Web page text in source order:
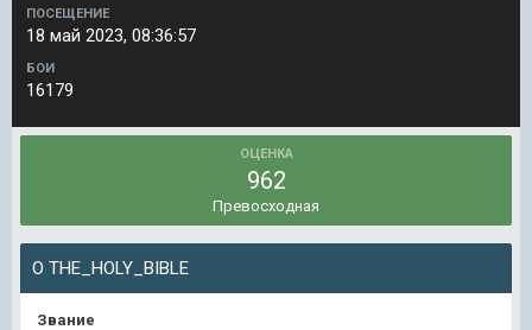
ПОСЕЩЕНИЕ
18 май 2023, 08:36:57
БОИ
16179
ОЦЕНКА
962
Превосходная
О THE_HOLY_BIBLE
Звание